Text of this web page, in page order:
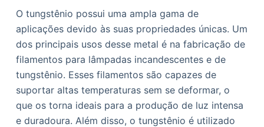
O tungstênio possui uma ampla gama de
aplicações devido às suas propriedades únicas. Um
dos principais usos desse metal é na fabricação de
filamentos para lâmpadas incandescentes e de
tungstênio. Esses filamentos são capazes de
suportar altas temperaturas sem se deformar, o
que os torna ideais para a produção de luz intensa
e duradoura. Além disso, o tungstênio é utilizado